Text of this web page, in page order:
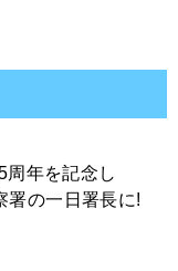
周年を記念し
署の一日署長に!